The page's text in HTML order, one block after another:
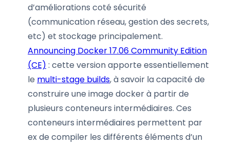
d’améliorations coté sécurité
(communication réseau, gestion des secrets,
etc) et stockage principalement.
Announcing Docker 17.06 Community Edition
(CE) : cette version apporte essentiellement
le multi-stage builds, à savoir la capacité de
construire une image docker à partir de
plusieurs conteneurs intermédiaires. Ces
conteneurs intermédiaires permettent par
ex de compiler les différents éléments d’un